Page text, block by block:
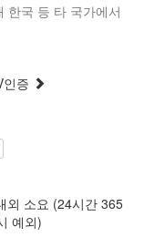
한국 등 타 국가에서
인증
외 소요 (24시간 365
예외)